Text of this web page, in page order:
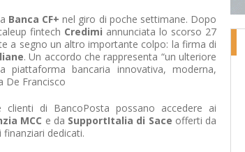
Banca CF+ nel giro di poche settimane. Dopo
fintech Credimi annunciata lo scorso 27
a segno un altro importante colpo: la firma di
. Un accordo che rappresenta “un ulteriore
bancaria innovativa, moderna,
De Francisco
di BancoPosta possano accedere ai
MCC e da SupportItalia di Sace offerti da
dedicati.